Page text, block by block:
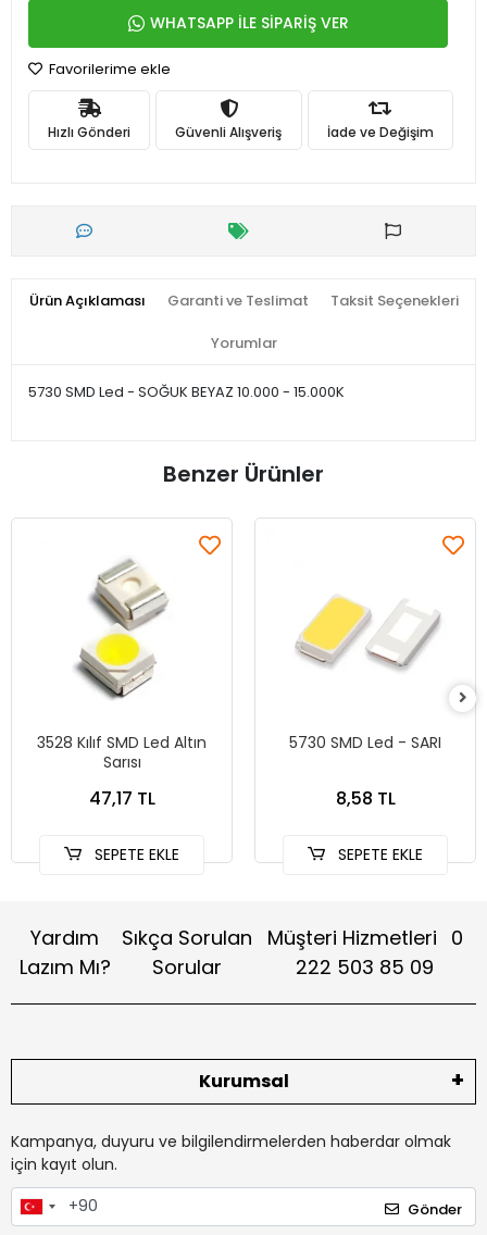
WHATSAPP İLE SİPARİŞ VER
Favorilerime ekle
Hızlı Gönderi Güvenli Alışveriş İade ve Değişim
Ürün Açıklaması Garanti ve Teslimat Taksit Seçenekleri
Yorumlar
5730 SMD Led - SOĞUK BEYAZ 10.000 - 15.000K
Benzer Ürünler
3528 Kılıf SMD Led Altın
Sarısı
47,17 TL
SEPETE EKLE
5730 SMD Led - SARI
8,58 TL
SEPETE EKLE
Yardım
Lazım Mı?
Sıkça Sorulan
Sorular
Müşteri Hizmetleri 0
222 503 85 09
Kurumsal
Kampanya, duyuru ve bilgilendirmelerden haberdar olmak
için kayıt olun.
Gönder